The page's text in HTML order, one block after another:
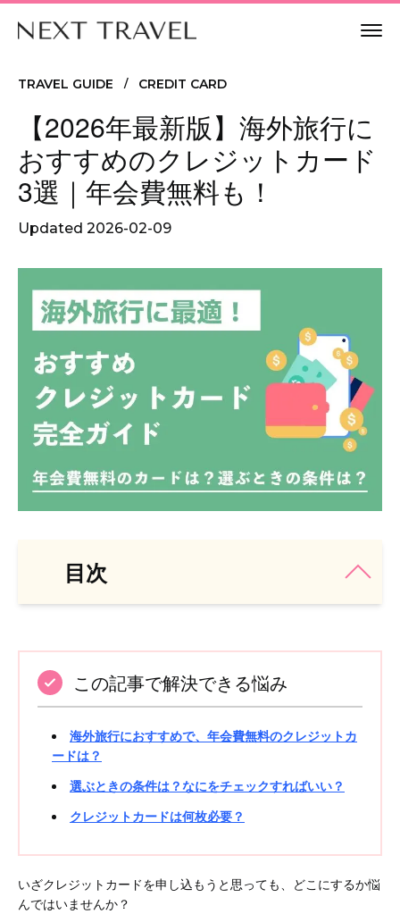
TRAVEL GUIDE / CREDIT CARD
【2026年最新版】海外旅行に
おすすめのクレジットカード
3選｜年会費無料も！
Updated 2026-02-09
目次
この記事で解決できる悩み
海外旅行におすすめで、年会費無料のクレジットカ
ードは？
選ぶときの条件は？なにをチェックすればいい？
クレジットカードは何枚必要？
いざクレジットカードを申し込もうと思っても、どこにするか悩
んではいませんか？